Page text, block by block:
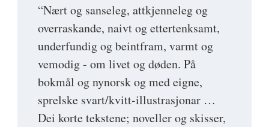
“Nært og sanseleg, attkjenneleg og
overraskande, naivt og ettertenksamt,
underfundig og beintfram, varmt og
vemodig - om livet og døden. På
bokmål og nynorsk og med eigne,
sprelske svart/kvitt-illustrasjonar …
Dei korte tekstene; noveller og skisser,